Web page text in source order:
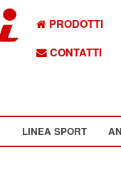
PRODOTTI
CONTATTI
LINEA SPORT